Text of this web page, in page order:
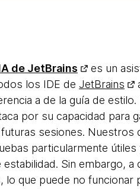
de JetBrains
es un
los IDE de JetBrains
a de la guía de
por su capacidad para
sesiones.
particularmente
Sin embargo,
lo que puede no funcionar